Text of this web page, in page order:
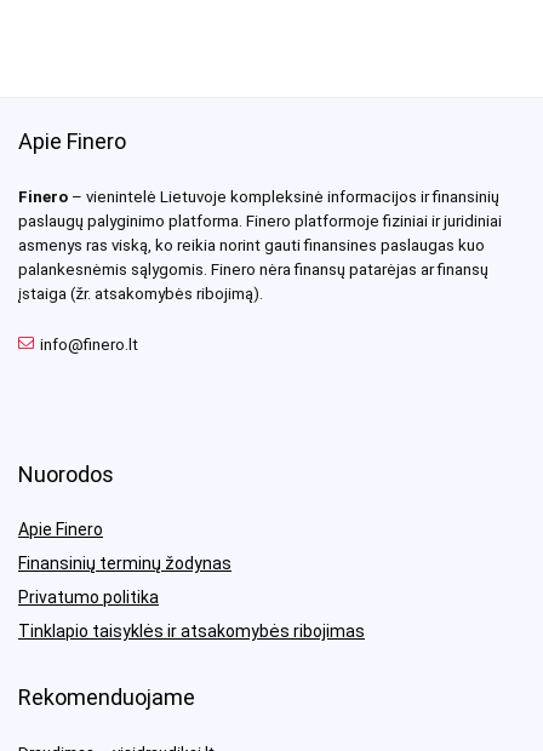
Apie Finero
Finero – vienintelė Lietuvoje kompleksinė informacijos ir finansinių
paslaugų palyginimo platforma. Finero platformoje fiziniai ir juridiniai
asmenys ras viską, ko reikia norint gauti finansines paslaugas kuo
palankesnėmis sąlygomis. Finero nėra finansų patarėjas ar finansų
įstaiga (žr. atsakomybės ribojimą).
info@finero.lt
Nuorodos
Apie Finero
Finansinių terminų žodynas
Privatumo politika
Tinklapio taisyklės ir atsakomybės ribojimas
Rekomenduojame